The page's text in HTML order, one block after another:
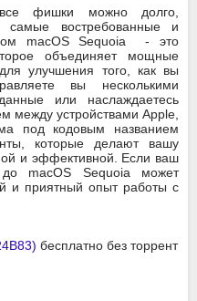
фишки можно долго,
самые востребованные и
macOS Sequoia - это
объединяет мощные
улучшения того, как вы
вы несколькими
или наслаждаетесь
между устройствами Apple,
под кодовым названием
которые делают вашу
и эффективной. Если ваш
macOS Sequoia может
и приятный опыт работы с
бесплатно без торрент